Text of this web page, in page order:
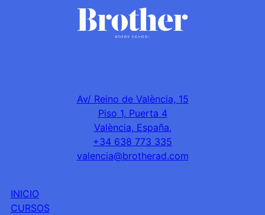
Av/ Reino de València, 15
Piso 1, Puerta 4
València, España.
+34 638 773 335
valencia@brotherad.com
INICIO
CURSOS